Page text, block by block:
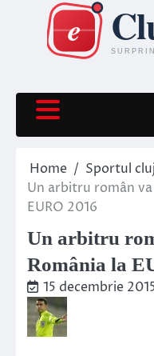
content
Home
Sportul
Un arbitru român
EURO 2016
Un arbitru
România la
15 decembrie